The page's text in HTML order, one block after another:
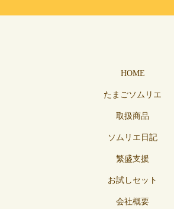
HOME
たまごソムリエ
取扱商品
ソムリエ日記
繁盛支援
お試しセット
会社概要